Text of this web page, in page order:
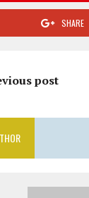
SHARE
post